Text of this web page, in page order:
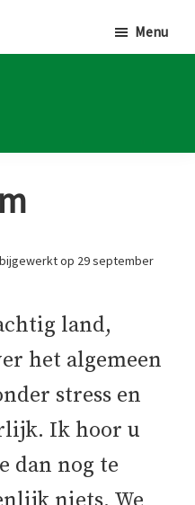
Menu
bijgewerkt op 29 september
land,
het algemeen
stress en
Ik hoor u
dan nog te